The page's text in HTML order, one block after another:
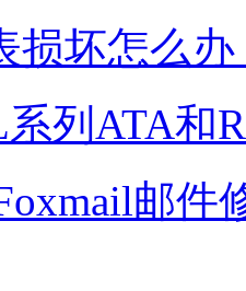
损坏怎么办
列ATA和
邮件